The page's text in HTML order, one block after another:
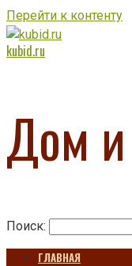
Перейти к контенту
kubid.ru
Дом
Поиск:
ГЛАВНАЯ